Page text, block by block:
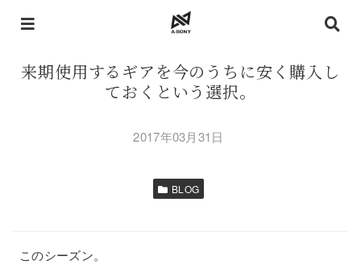
来期使用するギアを今のうちに安く購入し
ておくという選択。
2017年03月31日
BLOG
このシーズン。